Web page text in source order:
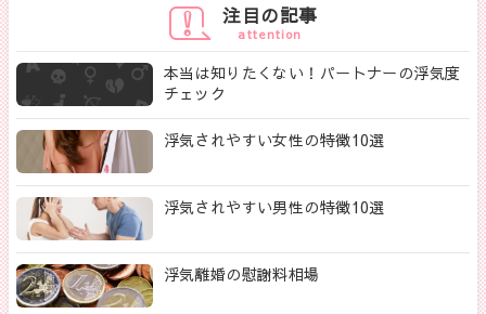
注目の記事
attention
本当は知りたくない！パートナーの浮気度
チェック
浮気されやすい女性の特徴10選
浮気されやすい男性の特徴10選
浮気離婚の慰謝料相場